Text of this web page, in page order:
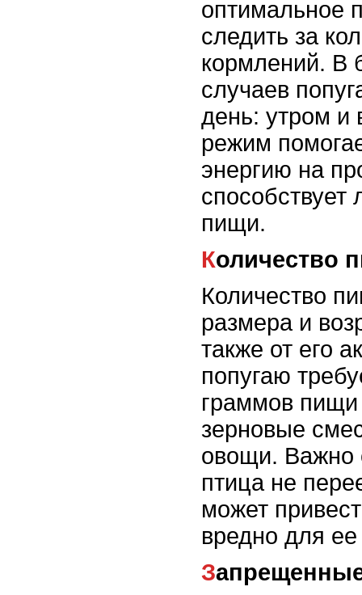
оптимальное
следить за
кормлений. В
случаев
день: утром и
режим
энергию на
пищи.
Количество
Количество
размера и
также от его
попугаю
граммов
зерновые
овощи. Важно
птица не
может
вредно для